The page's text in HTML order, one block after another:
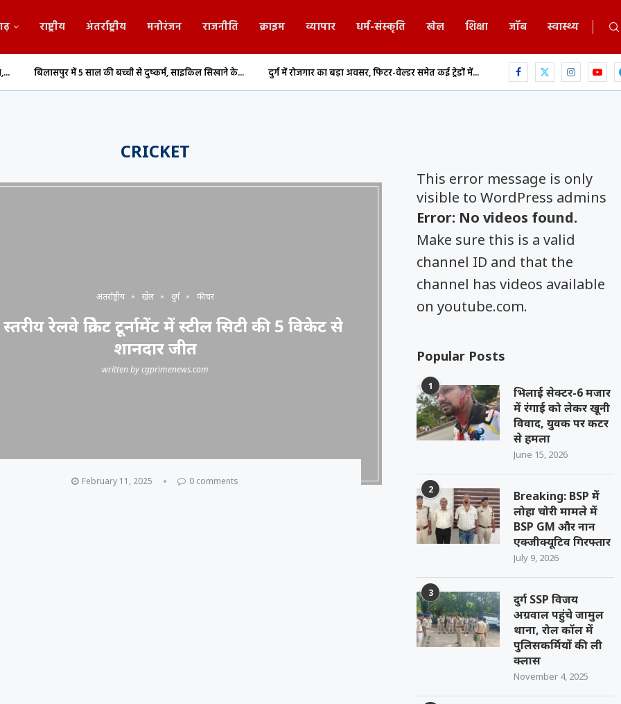
राष्ट्रीय अंतर्राष्ट्रीय मनोरंजन राजनीति क्राइम व्यापार धर्म-संस्कृति खेल शिक्षा जॉब स्वास्थ्य
में 5 साल की बच्ची से दुष्कर्म, साइकिल सिखाने के... दुर्ग में रोजगार का बड़ा अवसर, फिटर-वेल्डर समेत कई ट्रेडों में... छत्तीसगढ़ में MBBS-BDS काउंसिलिंग का शेड्यूल
CRICKET
अंतर्राष्ट्रीय खेल दुर्ग फीचर
रेलवे क्रिकेट टूर्नामेंट में स्टील सिटी की 5 विकेट से
शानदार जीत
written bycgprimenews.com
February 11, 2025 0 comments
This error message is only
visible to WordPress admins
Error: No videos found.
Make sure this is a valid
channel ID and that the
channel has videos available
on youtube.com.
Popular Posts
1
भिलाई सेक्टर-6 मजार
में रंगाई को लेकर खूनी
विवाद, युवक पर कटर
से हमला
June 15, 2026
2
Breaking: BSP में
लोहा चोरी मामले में
BSP GM और नान
एक्जीक्यूटिव गिरफ्तार
July 9, 2026
3
दुर्ग SSP विजय
अग्रवाल पहुंचे जामुल
थाना, रोल कॉल में
पुलिसकर्मियों की ली
क्लास
November 4, 2025